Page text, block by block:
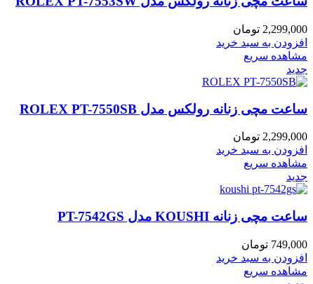
2,299,000 تومان
افزودن به سبد خرید
مشاهده سریع
جدید
ساعت مچی زنانه رولکس مدل ROLEX PT-7550SB
2,299,000 تومان
افزودن به سبد خرید
مشاهده سریع
جدید
ساعت مچی زنانه KOUSHI مدل PT-7542GS
749,000 تومان
افزودن به سبد خرید
مشاهده سریع